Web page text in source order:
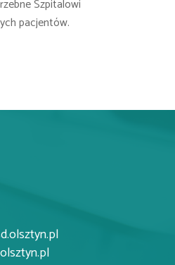
Szpitalowi
pacjentów.